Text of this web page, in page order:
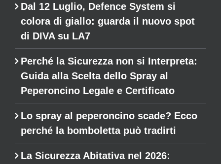
Dal 12 Luglio, Defence System si
colora di giallo: guarda il nuovo spot
di DIVA su LA7
Perché la Sicurezza non si Interpreta:
Guida alla Scelta dello Spray al
Peperoncino Legale e Certificato
Lo spray al peperoncino scade? Ecco
perché la bomboletta può tradirti
La Sicurezza Abitativa nel 2026: